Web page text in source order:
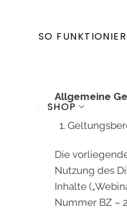
springenSO
SHOP
Allgemeine
Die
Nutzung des
Inhalte
Nummer BZ –